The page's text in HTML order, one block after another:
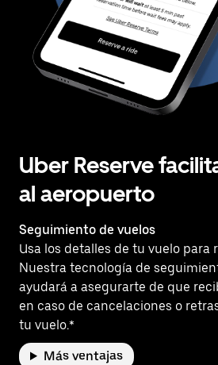
Uber Reserve
al aeropuerto
Seguimiento de vuelos
Usa los detalles de tu vuelo para
Nuestra tecnología de
ayudará a asegurarte de que
en caso de cancelaciones o
tu vuelo.*
Más ventajas